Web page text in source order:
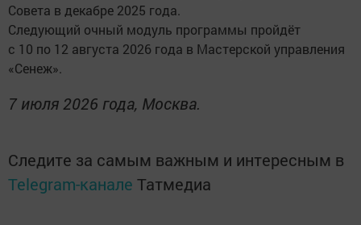
Совета в декабре 2025 года.
Следующий очный модуль программы пройдёт
с 10 по 12 августа 2026 года в Мастерской управления
«Сенеж».
7 июля 2026 года, Москва.
Следите за самым важным и интересным в
Telegram-канале Татмедиа